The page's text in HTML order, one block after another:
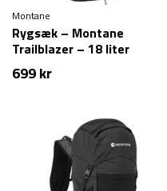
Montane
Rygsæk – Montane
Trailblazer – 18 liter
699kr